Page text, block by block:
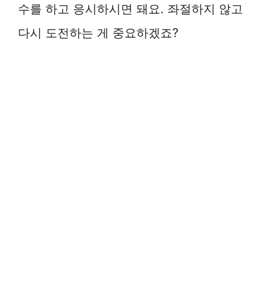
수를 하고 응시하시면 돼요. 좌절하지 않고
다시 도전하는 게 중요하겠죠?